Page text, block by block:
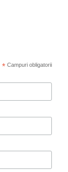
* Campuri obligatorii